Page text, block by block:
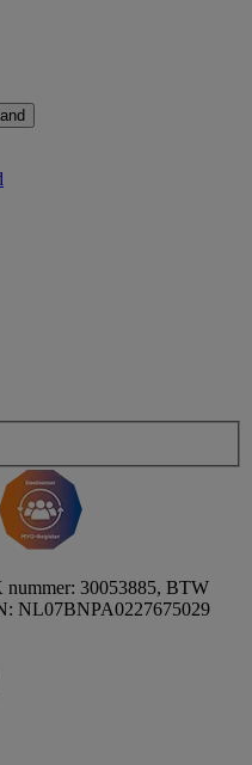
30053885, BTW
NL07BNPA0227675029